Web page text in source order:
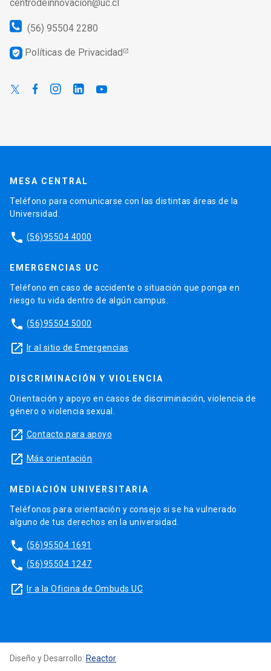
centrodeinnovacion@uc.cl
(56) 95504 2280
verified_user Políticas de Privacidad
MESA CENTRAL
Teléfono para comunicarse con las distintas áreas de la
Universidad.
phone (56)95504 4000
EMERGENCIAS UC
Teléfono en caso de accidente o situación que ponga en
riesgo tu vida dentro de algún campus.
phone (56)95504 5000
launch Ir al sitio de Emergencias
DISCRIMINACIÓN Y VIOLENCIA
Orientación y apoyo en casos de discriminación, violencia de
género o violencia sexual.
launch Contacto para apoyo
launch Más orientación
MEDIACIÓN UNIVERSITARIA
Teléfonos para orientación y consejo si se ha vulnerado
alguno de tus derechos en la universidad.
phone (56)95504 1691
phone (56)95504 1247
launch Ir a la Oficina de Ombuds UC
Diseño y Desarrollo: Reactor